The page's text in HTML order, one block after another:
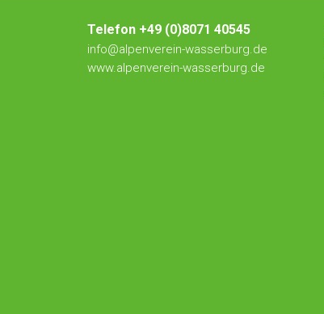
Telefon +49 (0)8071 40545
info@alpenverein-wasserburg.de
www.alpenverein-wasserburg.de